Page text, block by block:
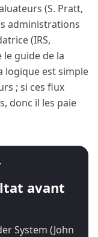
(S. Pratt,
administrations
(IRS,
le guide de la
logique est simple
; si ces flux
donc il les paie
avant
System (John